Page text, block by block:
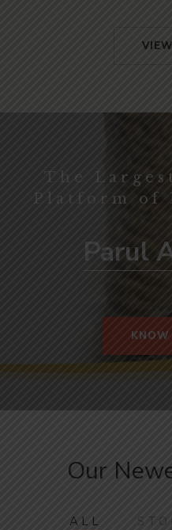
The
Platform of
Parul
KNOW
Our
ALL